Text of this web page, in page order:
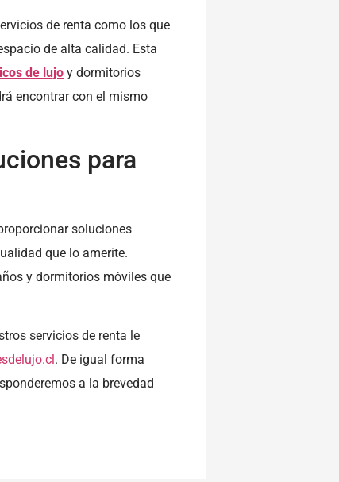
de renta como los que
de alta calidad. Esta
de lujo y dormitorios
encontrar con el mismo
para
soluciones
que lo amerite.
y dormitorios móviles que
servicios de renta le
. De igual forma
a la brevedad